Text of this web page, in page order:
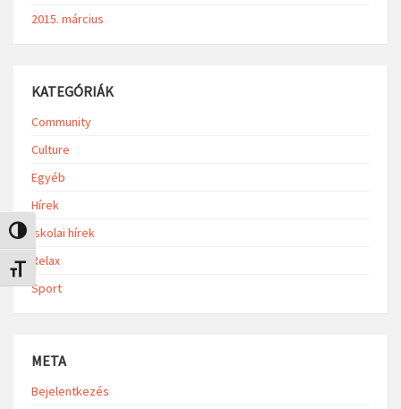
Nagy kontraszt váltása
Betűméret váltása
2015. március
KATEGÓRIÁK
Community
Culture
Egyéb
Hírek
Iskolai hírek
Relax
Sport
META
Bejelentkezés